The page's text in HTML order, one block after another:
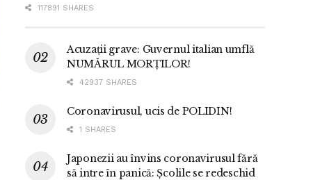
117891 SHARES
Acuzații grave: Guvernul italian umflă
NUMĂRUL MORȚILOR!
42937 SHARES
Coronavirusul, ucis de POLIDIN!
1 SHARES
Japonezii au învins coronavirusul fără
să intre în panică: Școlile se redeschid